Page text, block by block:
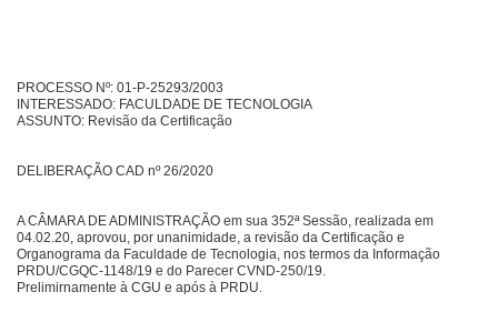
PROCESSO Nº: 01-P-25293/2003
INTERESSADO: FACULDADE DE TECNOLOGIA
ASSUNTO: Revisão da Certificação
DELIBERAÇÃO CAD nº 26/2020
A CÂMARA DE ADMINISTRAÇÃO em sua 352ª Sessão, realizada em
04.02.20, aprovou, por unanimidade, a revisão da Certificação e
Organograma da Faculdade de Tecnologia, nos termos da Informação
PRDU/CGQC-1148/19 e do Parecer CVND-250/19.
Prelimirnamente à CGU e após à PRDU.